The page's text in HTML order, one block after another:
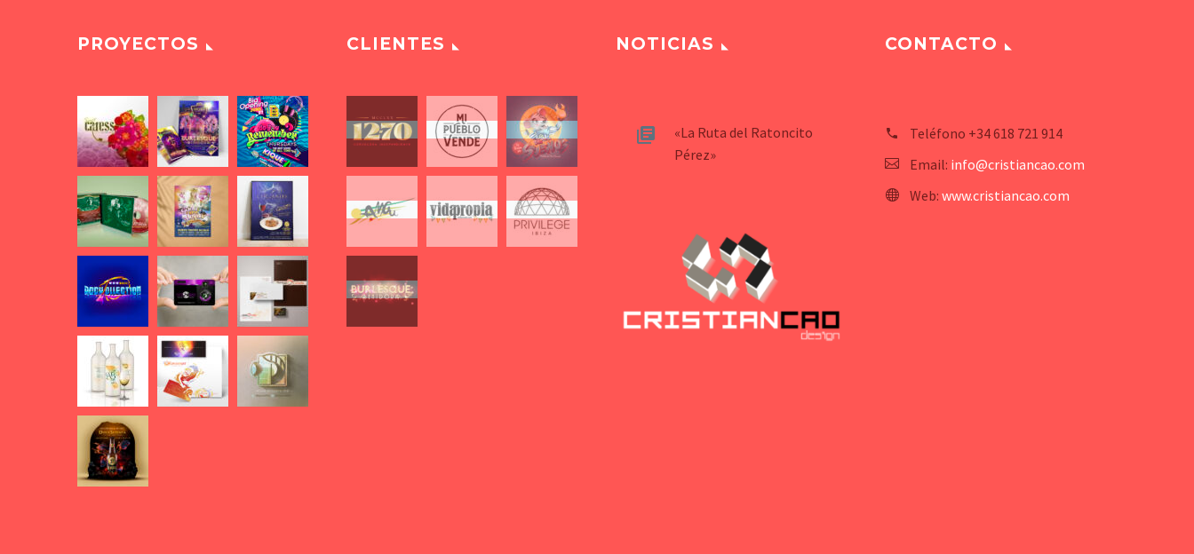
PROYECTOS CLIENTES NOTICIAS
«La Ruta del Ratoncito
Pérez»
CONTACTO
Teléfono +34 618 721 914
Email: info@cristiancao.com
Web: www.cristiancao.com